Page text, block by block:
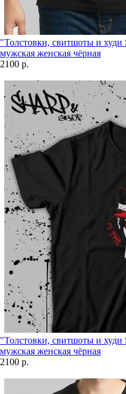
"Толстовки, свитшоты и
мужская женская чёрная
2100 р.
"Толстовки, свитшоты и
мужская женская чёрная
2100 р.